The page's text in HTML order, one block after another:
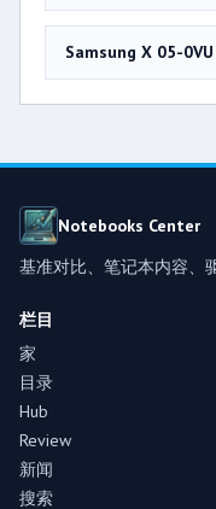
Samsung X 05-0VU
Notebooks Center
基准对比、笔记本内容、
栏目
家
目录
Hub
Review
新闻
搜索